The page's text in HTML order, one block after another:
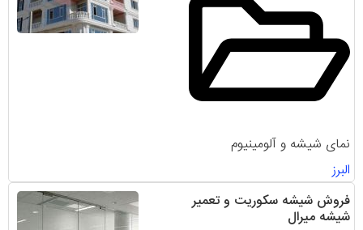
نمای شیشه و آلومینیوم
البرز
فروش شیشه سکوریت و تعمیر
شیشه میرال